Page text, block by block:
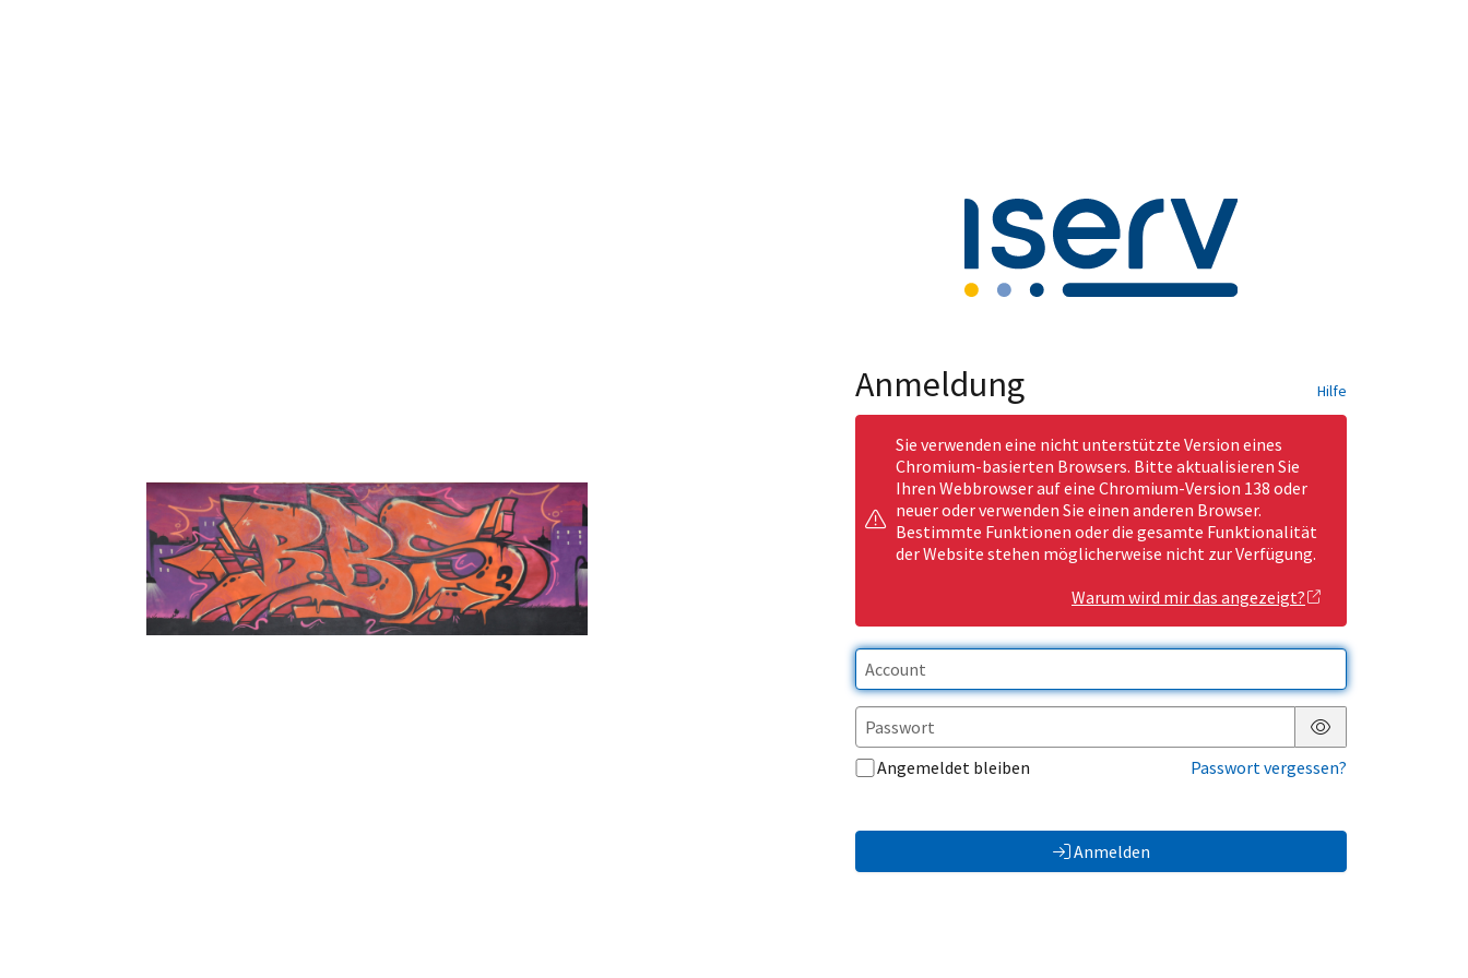
Anmeldung Hilfe
Sie verwenden eine nicht unterstützte Version eines
Chromium-basierten Browsers. Bitte aktualisieren Sie
Ihren Webbrowser auf eine Chromium-Version 138 oder
neuer oder verwenden Sie einen anderen Browser.
Bestimmte Funktionen oder die gesamte Funktionalität
der Website stehen möglicherweise nicht zur Verfügung.
Warum wird mir das angezeigt?
Passwort anzeigen
Angemeldet bleiben
Passwort vergessen?
Anmelden